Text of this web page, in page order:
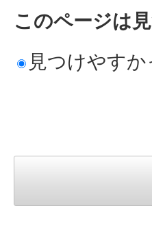
このページは
見つけやすか